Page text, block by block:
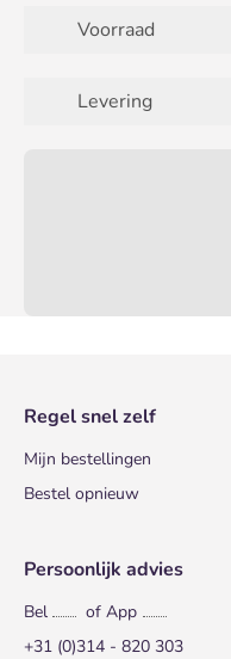
Voorraad
Levering
Regel snel zelf
Mijn bestellingen
Bestel opnieuw
Persoonlijk advies
Bel
of App
+31 (0)314 - 820 303